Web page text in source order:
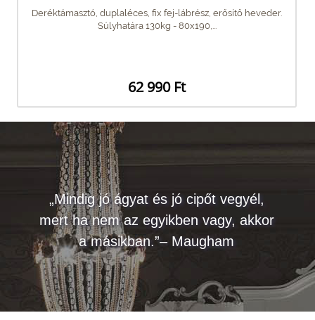
Deréktámasztó, duplaléces, fix fej-lábrész, erősítő heveder.
Súlyhatára 130kg - 80x190,...
62 990 Ft
„Mindig jó ágyat és jó cipőt vegyél,
mert ha nem az egyikben vagy, akkor
a másikban.”– Maugham